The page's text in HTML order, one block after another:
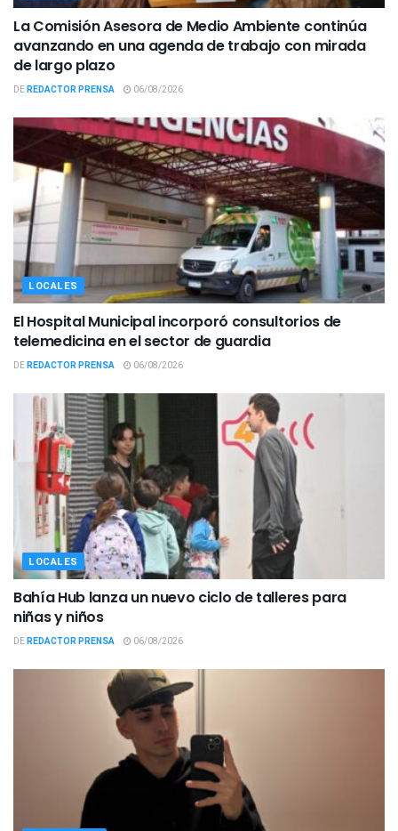
La Comisión Asesora de Medio Ambiente continúa
avanzando en una agenda de trabajo con mirada
de largo plazo
DEREDACTOR PRENSA 06/08/2026
LOCALES
El Hospital Municipal incorporó consultorios de
telemedicina en el sector de guardia
DEREDACTOR PRENSA 06/08/2026
LOCALES
Bahía Hub lanza un nuevo ciclo de talleres para
niñas y niños
DEREDACTOR PRENSA 06/08/2026